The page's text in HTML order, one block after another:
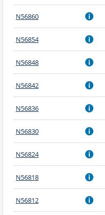
N56860
N56854
N56848
N56842
N56836
N56830
N56824
N56818
N56812